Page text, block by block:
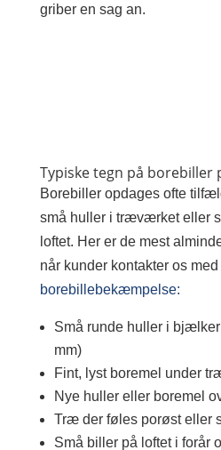
griber en sag an.
Typiske tegn på borebiller
Borebiller opdages ofte
små huller i træværket eller
loftet. Her er de mest
når kunder kontakter os
borebillebekæmpelse:
Små runde huller i
mm)
Fint, lyst boremel under
Nye huller eller boremel
Træ der føles porøst eller
Små biller på loftet i forår